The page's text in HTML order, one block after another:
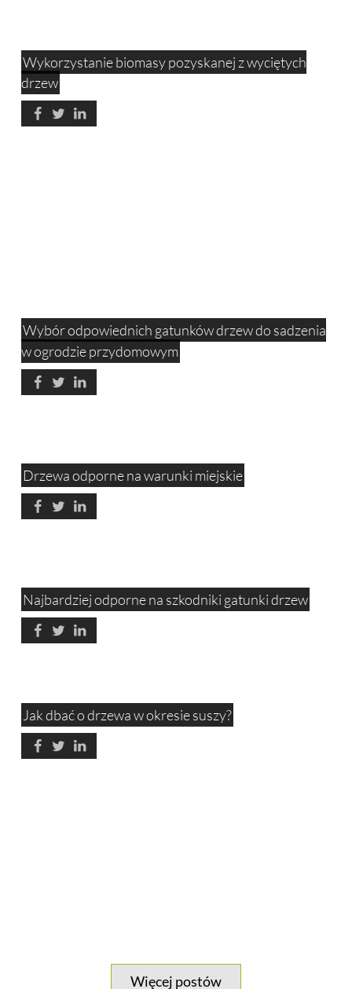
Wykorzystanie biomasy pozyskanej z wyciętych
drzew
Wybór odpowiednich gatunków drzew do sadzenia
w ogrodzie przydomowym
Drzewa odporne na warunki miejskie
Najbardziej odporne na szkodniki gatunki drzew
Jak dbać o drzewa w okresie suszy?
Więcej postów